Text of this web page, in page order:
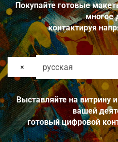
Покупайте готовые
многое
контактируя
×
Выставляйте на витрину
вашей
готовый цифровой